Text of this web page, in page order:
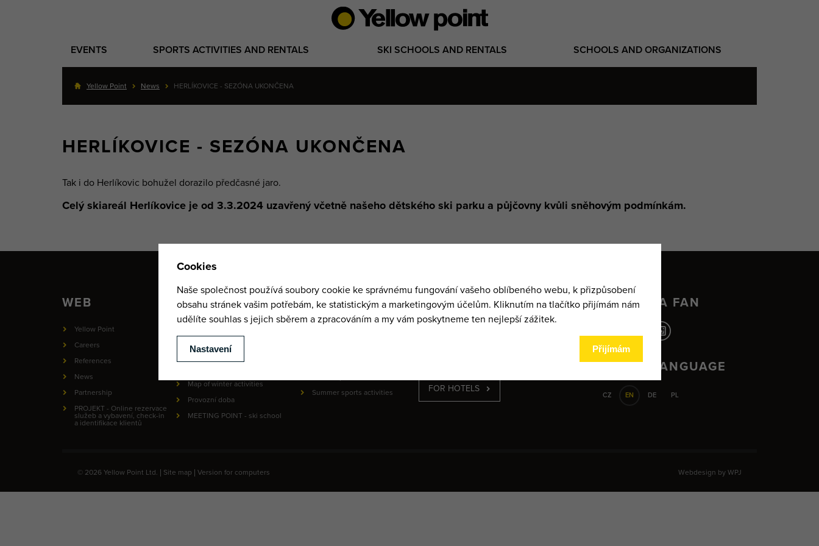
EVENTS SPORTS ACTIVITIES AND RENTALS SKI SCHOOLS AND RENTALS SCHOOLS AND ORGANIZATIONS
Yellow Point News HERLÍKOVICE - SEZÓNA UKONČENA
HERLÍKOVICE - SEZÓNA UKONČENA
Tak i do Herlíkovic bohužel dorazilo předčasné jaro.
Celý skiareál Herlíkovice je od 3.3.2024 uzavřený včetně našeho dětského ski parku a půjčovny kvůli sněhovým podmínkám.
WEB
Yellow Point
Careers
References
News
Partnership
PROJEKT - Online rezervace
služeb a vybavení, check-in
a identifikace klientů
osobních údajů
Terms and conditions
Map of winter activities
Provozní doba
MEETING POINT - ski school
PRICE LISTS
Summer sports activities
NEWSLETTER
FOR HOTELS
BECOME A FAN
SELECT LANGUAGE
CZ EN DE PL
© 2026 Yellow Point Ltd. | Site map Version for computers Webdesign by WPJ